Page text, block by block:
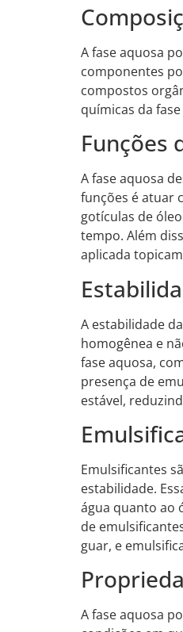
A fase aquosa
componentes
compostos
químicas da
Funções
A fase aquosa
funções é atuar
gotículas de
tempo. Além
aplicada
A estabilidade
homogênea e
fase aquosa,
presença de
estável,
Emulsificantes
estabilidade.
água quanto ao
de
guar, e
A fase aquosa